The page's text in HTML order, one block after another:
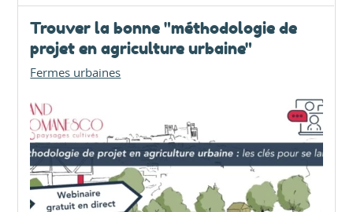
Trouver la bonne "méthodologie de
projet en agriculture urbaine"
Fermes urbaines